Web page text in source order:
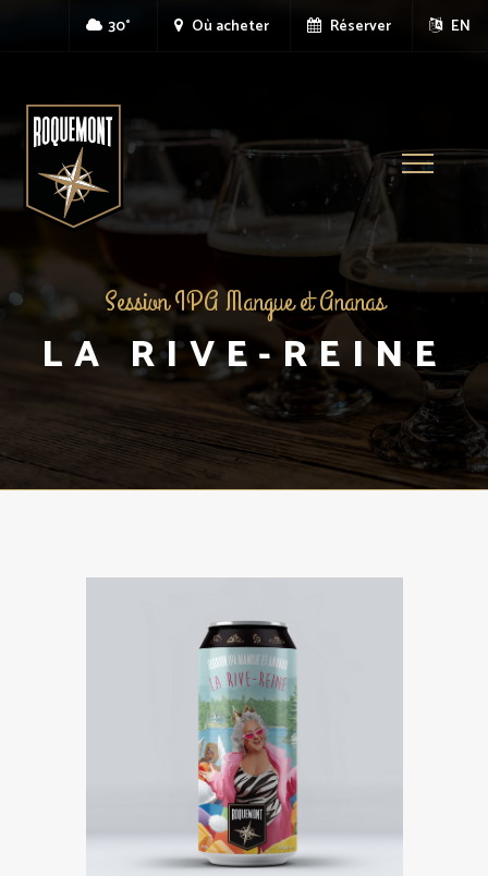
30° Où acheter Réserver EN
Toggle
Session IPA Mangue et Ananas
LA RIVE-REINE